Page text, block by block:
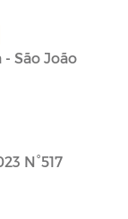
São João
N°517